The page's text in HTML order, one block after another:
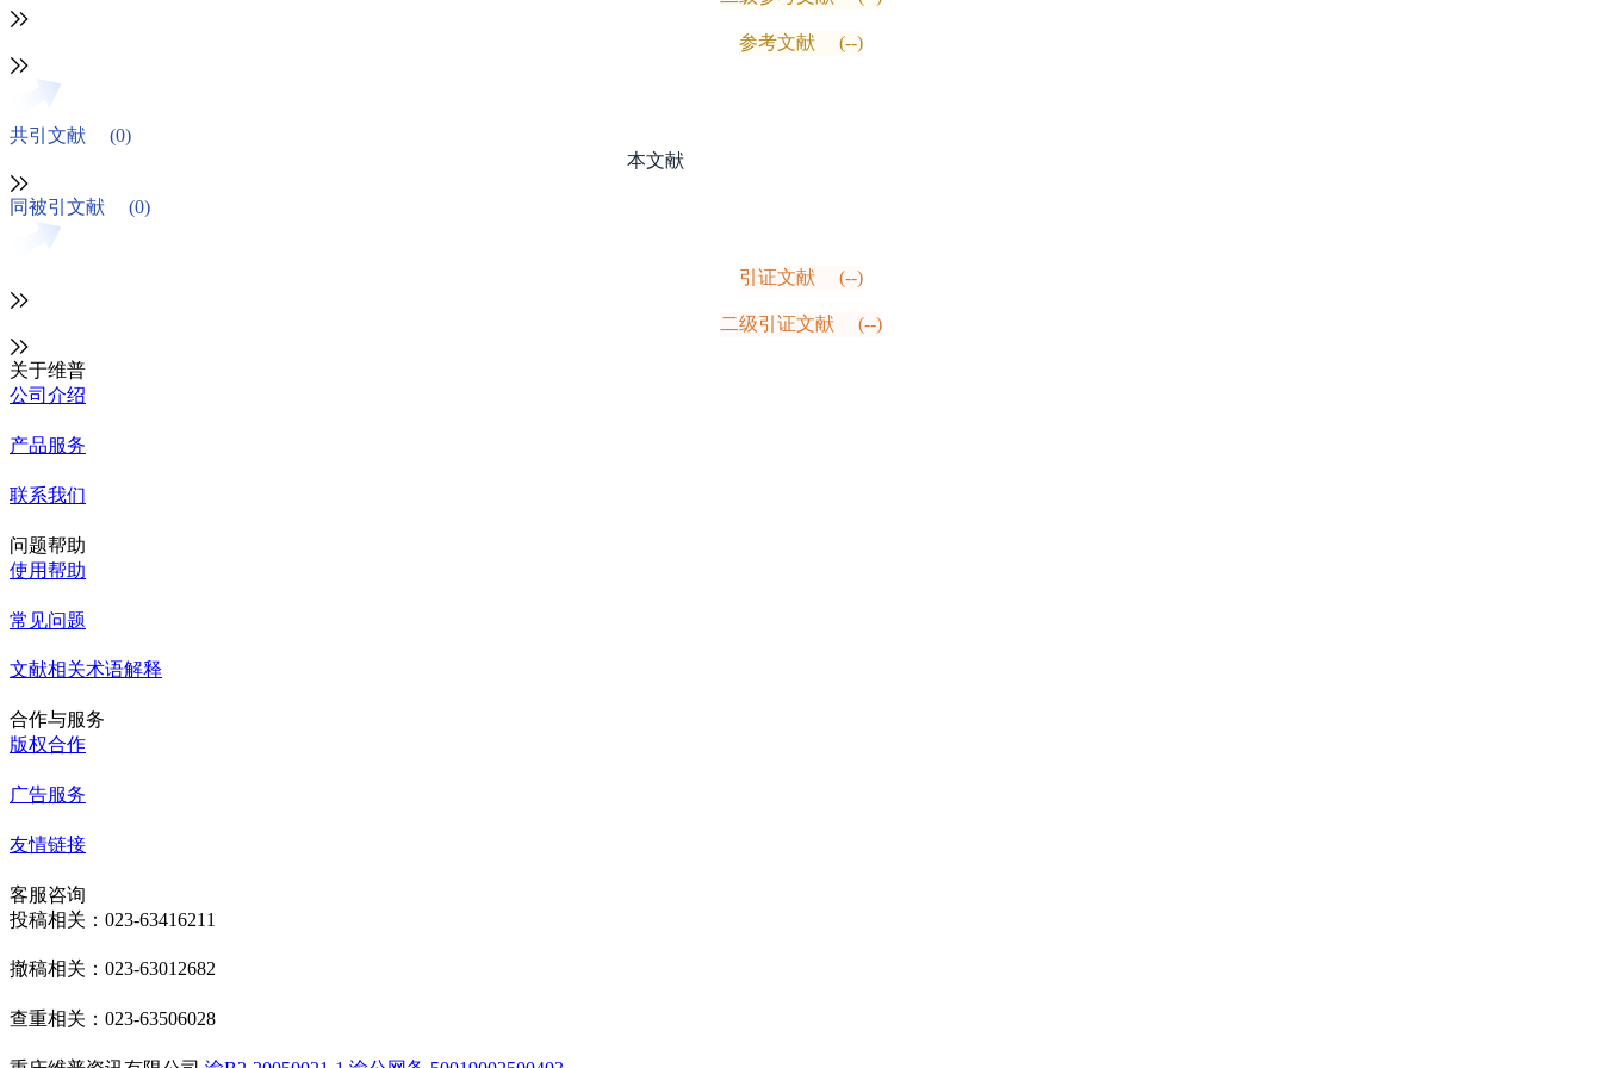
参考文献 (--)
共引文献
(0)
本文献
同被引文献 (0)
引证文献 (--)
二级引证文献 (--)
关于维普
公司介绍
产品服务
联系我们
问题帮助
使用帮助
常见问题
文献相关术语解释
合作与服务
版权合作
广告服务
友情链接
客服咨询
投稿相关：023-63416211
撤稿相关：023-63012682
查重相关：023-63506028